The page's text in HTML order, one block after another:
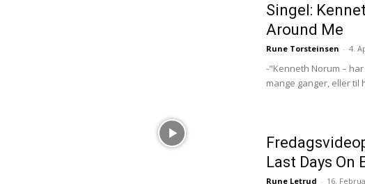
Ønsker du omtale på Dust of
Singel:
Around Me
Rune Torsteinsen - 4.
-"Kenneth Norum –
mange ganger, eller til
Last Days On
Rune Letrud - 16.